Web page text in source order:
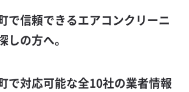
で信頼できるエアコンクリーニ
しの方へ。
で対応可能な全10社の業者情報